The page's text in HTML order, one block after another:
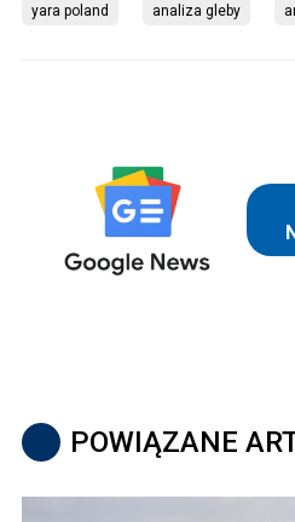
yara poland analiza gleby
POWIĄZANE